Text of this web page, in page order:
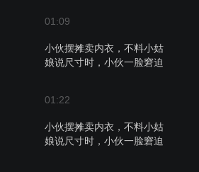
01:09
小伙摆摊卖内衣，不料小姑
娘说尺寸时，小伙一脸窘迫
01:22
小伙摆摊卖内衣，不料小姑
娘说尺寸时，小伙一脸窘迫